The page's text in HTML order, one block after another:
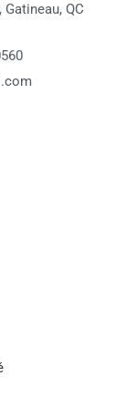
QC